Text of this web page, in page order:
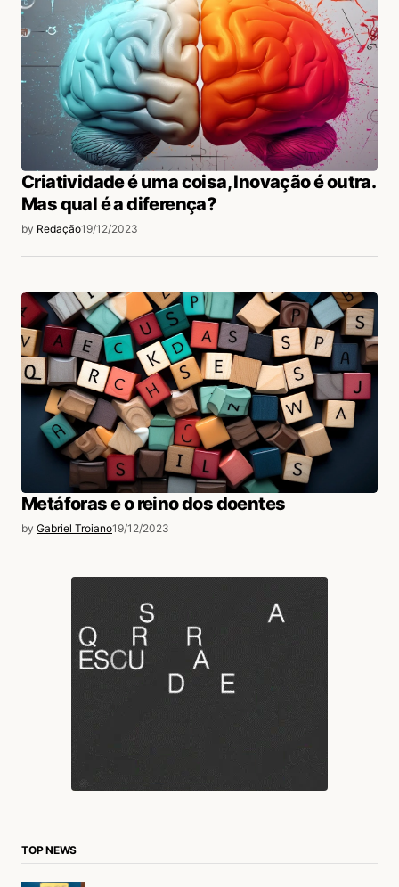
Criatividade é uma coisa, Inovação é outra.
Mas qual é a diferença?
by Redação19/12/2023
Metáforas e o reino dos doentes
by Gabriel Troiano19/12/2023
TOP NEWS